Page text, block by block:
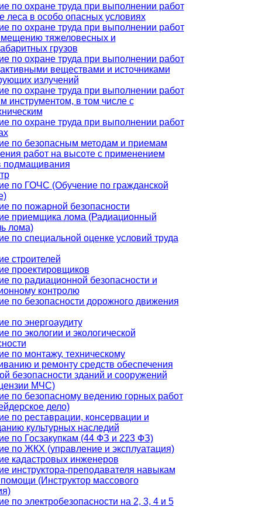
по охране труда при выполнении работ
леса в особо опасных условиях
по охране труда при выполнении работ
тяжеловесных и
грузов
по охране труда при выполнении работ
веществами и источниками
излучений
по охране труда при выполнении работ
инструментом, в том числе с
по охране труда при выполнении работ
по безопасным методам и приемам
работ на высоте с применением
подмащивания
по ГОЧС (Обучение по гражданской
по пожарной безопасности
приемщика лома (Радиационный
лома)
по специальной оценке условий труда
строителей
проектировщиков
по радиационной безопасности и
контролю
по безопасности дорожного движения
по энергоаудиту
по экологии и экологической
по монтажу, техническому
и ремонту средств обеспечения
безопасности зданий и сооружений
МЧС)
по безопасному ведению горных работ
дело)
по реставрации, консервации и
культурных наследий
по Госзакупкам (44 ФЗ и 223 ФЗ)
по ЖКХ (управление и эксплуатация)
кадастровых инженеров
инструктора-преподавателя навыкам
(Инструктор массового
по электробезопасности на 2, 3, 4 и 5